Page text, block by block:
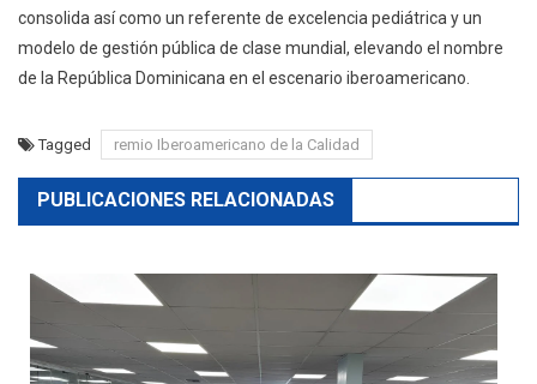
consolida así como un referente de excelencia pediátrica y un
modelo de gestión pública de clase mundial, elevando el nombre
de la República Dominicana en el escenario iberoamericano.
Tagged remio Iberoamericano de la Calidad
PUBLICACIONES RELACIONADAS